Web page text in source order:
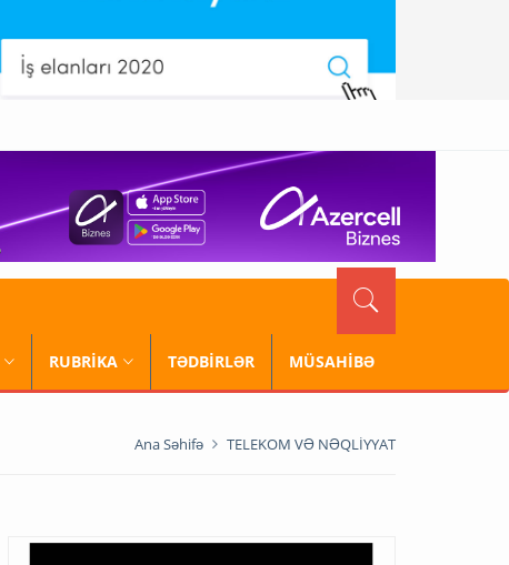
RUBRİKA TƏDBİRLƏR MÜSAHİBƏ
Ana Səhifə TELEKOM VƏ NƏQLİYYAT